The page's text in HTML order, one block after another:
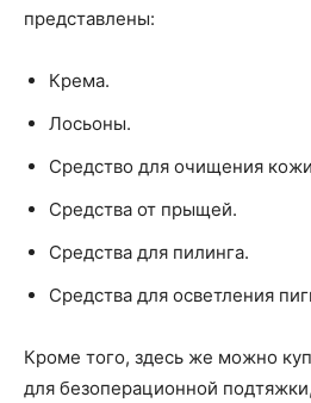
представлены:
Крема.
Лосьоны.
Средство для очищения
Средства от прыщей.
Средства для пилинга.
Средства для осветления
Кроме того, здесь же можно
для безоперационной